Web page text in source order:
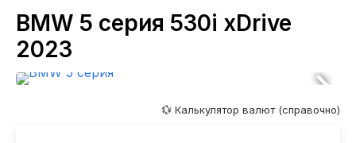
ЭЛЕКТРОМОБИЛИ
В НАЛИЧИИ
BMW 5 серия 530i xDrive
2023
💱 Калькулятор валют (справочно)